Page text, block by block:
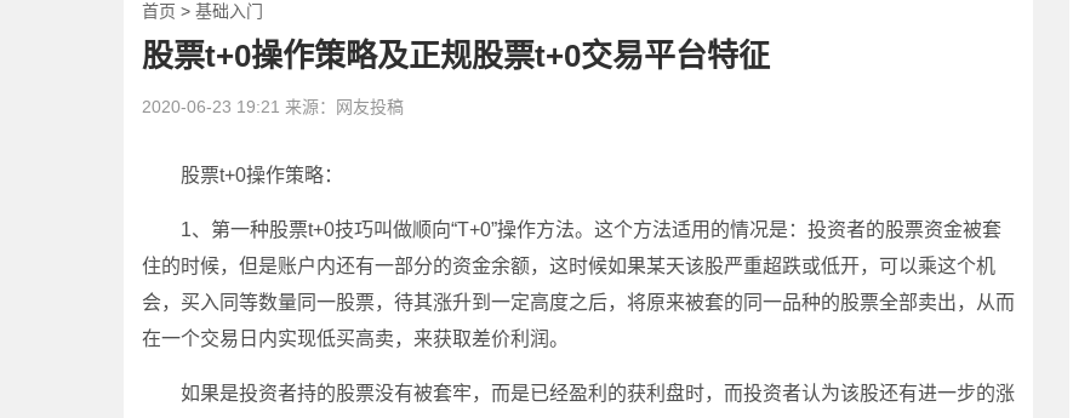
首页 > 基础入门
股票t+0操作策略及正规股票t+0交易平台特征
2020-06-23 19:21 来源：网友投稿
股票t+0操作策略：
1、第一种股票t+0技巧叫做顺向“T+0”操作方法。这个方法适用的情况是：投资者的股票资金被套
住的时候，但是账户内还有一部分的资金余额，这时候如果某天该股严重超跌或低开，可以乘这个机
会，买入同等数量同一股票，待其涨升到一定高度之后，将原来被套的同一品种的股票全部卖出，从而
在一个交易日内实现低买高卖，来获取差价利润。
如果是投资者持的股票没有被套牢，而是已经盈利的获利盘时，而投资者认为该股还有进一步的涨